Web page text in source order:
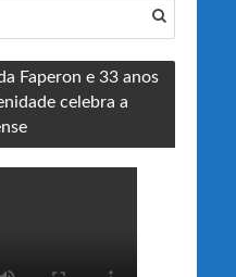
Faperon e 33 anos
celebra a